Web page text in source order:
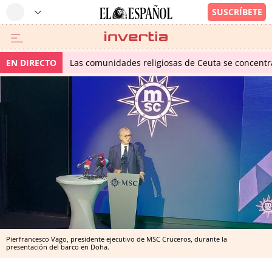
EN DIRECTO Las comunidades religiosas de Ceuta se
Pierfrancesco Vago, presidente ejecutivo de MSC Cruceros, durante la
presentación del barco en Doha.